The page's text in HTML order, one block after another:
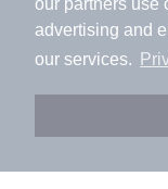
our partners use
advertising and
our services.
アプリに切
会員登録なし